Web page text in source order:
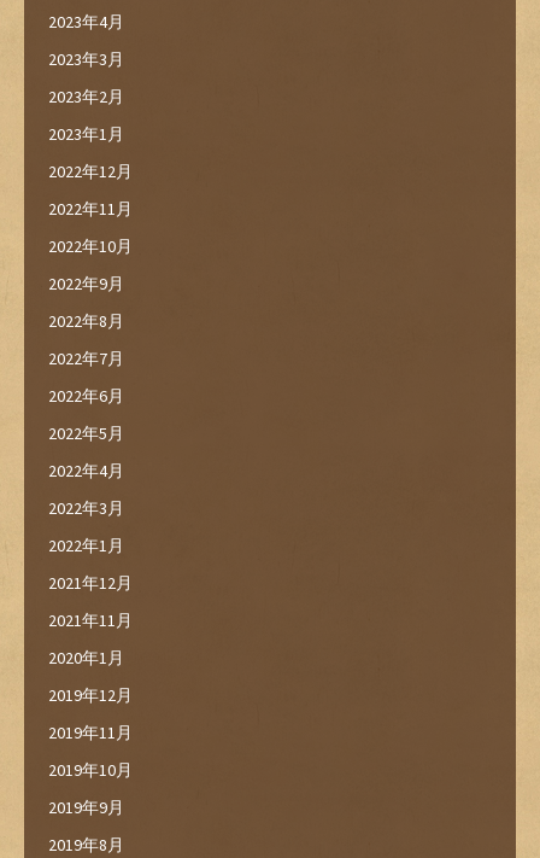
2023年4月
2023年3月
2023年2月
2023年1月
2022年12月
2022年11月
2022年10月
2022年9月
2022年8月
2022年7月
2022年6月
2022年5月
2022年4月
2022年3月
2022年1月
2021年12月
2021年11月
2020年1月
2019年12月
2019年11月
2019年10月
2019年9月
2019年8月